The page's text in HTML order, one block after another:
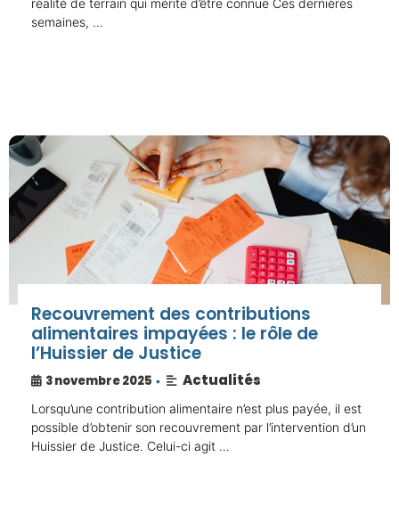
semaines, …
Recouvrement des contributions
alimentaires impayées : le rôle de
l’Huissier de Justice
3 novembre 2025 • Actualités
Lorsqu’une contribution alimentaire n’est plus payée, il est
possible d’obtenir son recouvrement par l’intervention d’un
Huissier de Justice. Celui-ci agit …